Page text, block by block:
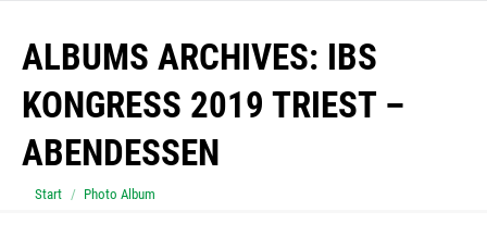
ALBUMS ARCHIVES: IBS
KONGRESS 2019 TRIEST –
ABENDESSEN
Sie befinden sich hier:
Start Photo Album